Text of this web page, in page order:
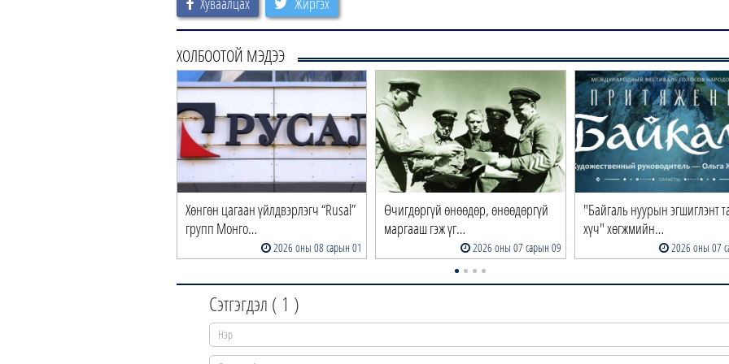
ХОЛБООТОЙ МЭДЭЭ
Хөнгөн цагаан үйлдвэрлэгч “Rusal”
групп Монго…
2026 оны 08 сарын 01
Өчигдөргүй өнөөдөр, өнөөдөргүй
маргааш гэж үг…
2026 оны 07 сарын 09
"Байгаль нуурын эгшиглэнт
хүч" хөгжмийн…
2026 оны 07
Сэтгэгдэл ( 1 )